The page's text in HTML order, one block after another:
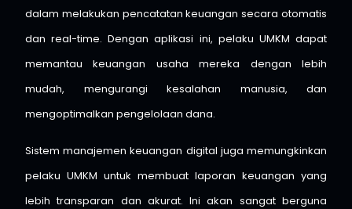
dalam melakukan pencatatan keuangan secara otomatis
dan real-time. Dengan aplikasi ini, pelaku UMKM dapat
memantau keuangan usaha mereka dengan lebih
mudah, mengurangi kesalahan manusia, dan
mengoptimalkan pengelolaan dana.
Sistem manajemen keuangan digital juga memungkinkan
pelaku UMKM untuk membuat laporan keuangan yang
lebih transparan dan akurat. Ini akan sangat berguna